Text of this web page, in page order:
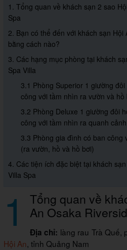
1. Tổng quan về khách sạn 2 sao
Spa
2. Bạn có thể đến với khách sạn Hội
bằng cách nào?
3. Các hạng mục phòng tại khách
Spa Villa
3.1 Phòng Superior 1 giường
công với tầm nhìn ra vườn và hồ
3.2 Phòng Deluxe 1 giường đôi
công với tầm nhìn ra quanh
3.3 Phòng gia đình có ban công
(ra vườn, hồ và hồ bơi)
4. Các tiện ích đặc biệt tại khách
Villa Spa
1 Tổng quan về
An Osaka
Địa chỉ: làng rau Trà Quế,
Hội An, tỉnh Quảng Nam